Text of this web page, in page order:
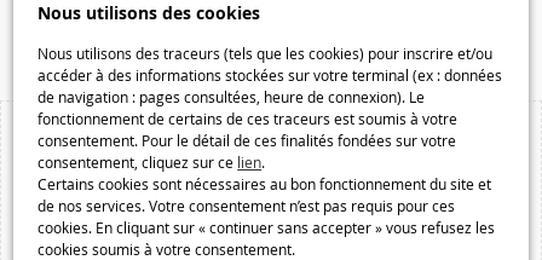
Nous utilisons des cookies
Nous utilisons des traceurs (tels que les cookies) pour inscrire et/ou
accéder à des informations stockées sur votre terminal (ex : données
de navigation : pages consultées, heure de connexion). Le
fonctionnement de certains de ces traceurs est soumis à votre
consentement. Pour le détail de ces finalités fondées sur votre
consentement, cliquez sur ce lien.
Certains cookies sont nécessaires au bon fonctionnement du site et
de nos services. Votre consentement n’est pas requis pour ces
cookies. En cliquant sur « continuer sans accepter » vous refusez les
cookies soumis à votre consentement.